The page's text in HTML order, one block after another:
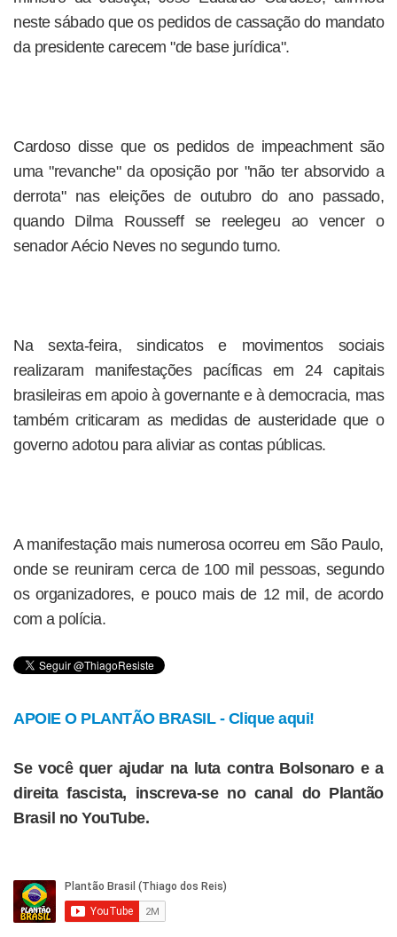
neste sábado que os pedidos de cassação do mandato
da presidente carecem "de base jurídica".
Cardoso disse que os pedidos de impeachment são
uma "revanche" da oposição por "não ter absorvido a
derrota" nas eleições de outubro do ano passado,
quando Dilma Rousseff se reelegeu ao vencer o
senador Aécio Neves no segundo turno.
Na sexta-feira, sindicatos e movimentos sociais
realizaram manifestações pacíficas em 24 capitais
brasileiras em apoio à governante e à democracia, mas
também criticaram as medidas de austeridade que o
governo adotou para aliviar as contas públicas.
A manifestação mais numerosa ocorreu em São Paulo,
onde se reuniram cerca de 100 mil pessoas, segundo
os organizadores, e pouco mais de 12 mil, de acordo
com a polícia.
APOIE O PLANTÃO BRASIL - Clique aqui!
Se você quer ajudar na luta contra Bolsonaro e a
direita fascista, inscreva-se no canal do Plantão
Brasil no YouTube.